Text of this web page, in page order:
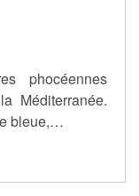
phocéennes
Méditerranée.
bleue,…